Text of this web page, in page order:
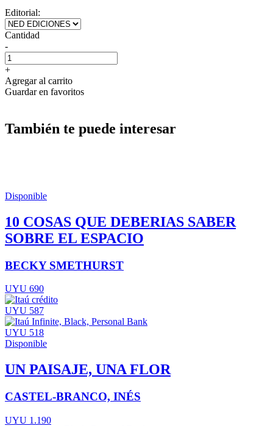
Editorial:
Cantidad
-
+
Agregar al carrito
Guardar en favoritos
También te puede interesar
Disponible
10 COSAS QUE DEBERIAS SABER
SOBRE EL ESPACIO
BECKY SMETHURST
UYU 690
UYU 587
UYU 518
Disponible
UN PAISAJE, UNA FLOR
CASTEL-BRANCO, INÉS
UYU 1.190